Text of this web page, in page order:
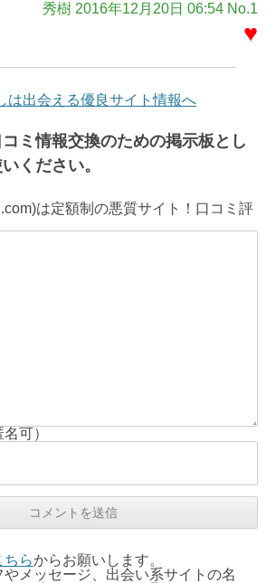
秀樹 2016年12月20日 06:54 No.1
♥
は出会える優良サイト情報へ
ミ情報交換のための掲示板とし
ください。
は定額制の悪質サイト！口コミ評
可）
ちらからお願いします。
メッセージ、出会い系サイトの名